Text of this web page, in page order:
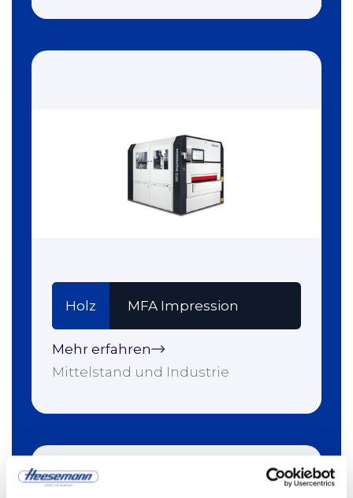
Holz MFA Impression
Mehr erfahren
Mittelstand und Industrie